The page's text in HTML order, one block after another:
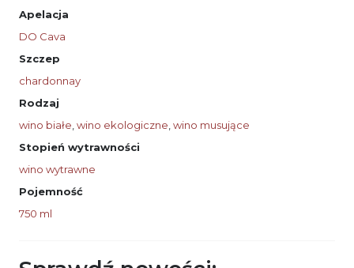
Apelacja
DO Cava
Szczep
chardonnay
Rodzaj
wino białe,wino ekologiczne,wino musujące
Stopień wytrawności
wino wytrawne
Pojemność
750 ml